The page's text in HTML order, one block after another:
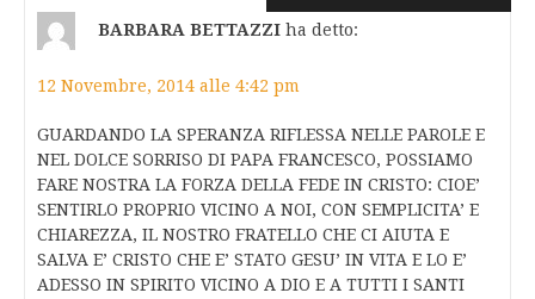
BARBARA BETTAZZI ha detto:
12 Novembre, 2014 alle 4:42 pm
GUARDANDO LA SPERANZA RIFLESSA NELLE PAROLE E
NEL DOLCE SORRISO DI PAPA FRANCESCO, POSSIAMO
FARE NOSTRA LA FORZA DELLA FEDE IN CRISTO: CIOE’
SENTIRLO PROPRIO VICINO A NOI, CON SEMPLICITA’ E
CHIAREZZA, IL NOSTRO FRATELLO CHE CI AIUTA E
SALVA E’ CRISTO CHE E’ STATO GESU’ IN VITA E LO E’
ADESSO IN SPIRITO VICINO A DIO E A TUTTI I SANTI